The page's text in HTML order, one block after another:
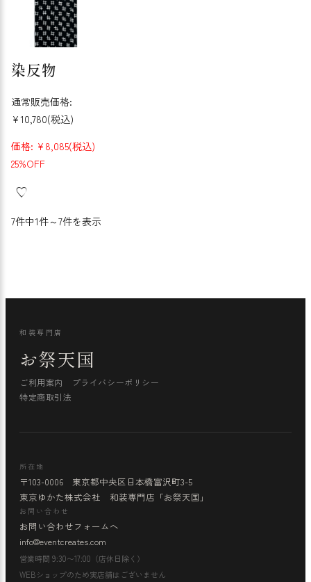
染反物
通常販売価格:
¥10,780(税込)
価格: ¥8,085(税込)
25%OFF
7件中1件～7件を表示
和装専門店
お祭天国
ご利用案内
特定商取引法
プライバシーポリシー
所在地
〒103-0006 東京都中央区日本橋富沢町3-5
東京ゆかた株式会社 和装専門店「お祭天国」
お問い合わせ
お問い合わせフォームへ
info@eventcreates.com
営業時間 9:30〜17:00（店休日除く）
WEBショップのため実店舗はございません